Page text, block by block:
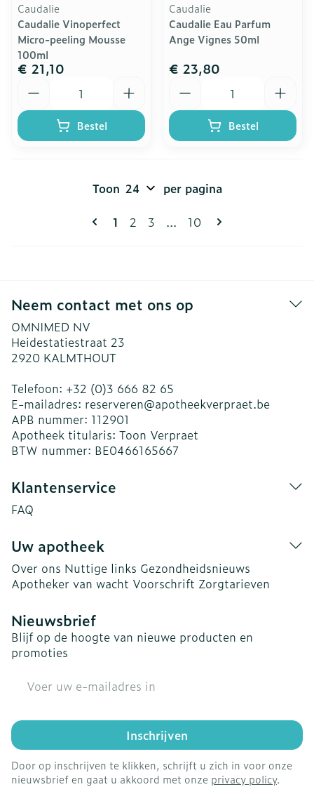
Caudalie
Caudalie Vinoperfect
Micro-peeling Mousse
100ml
€ 21,10
Bestel
Caudalie
Caudalie Eau Parfum
Ange Vignes 50ml
€ 23,80
Bestel
Pagina's
U lees momenteel pagina
1 Pagina
2 Pagina
3 ... Pagina
10
Toon per pagina
Neem contact met ons op
OMNIMED NV
Heidestatiestraat 23
2920 KALMTHOUT
Telefoon: +32 (0)3 666 82 65
E-mailadres: reserveren@apotheekverpraet.be
APB nummer: 112901
Apotheek titularis: Toon Verpraet
BTW nummer: BE0466165667
Klantenservice
FAQ
Uw apotheek
Over ons Nuttige links Gezondheidsnieuws
Apotheker van wacht Voorschrift Zorgtarieven
Nieuwsbrief
Blijf op de hoogte van nieuwe producten en
promoties
Inschrijven
Door op inschrijven te klikken, schrijft u zich in voor onze
nieuwsbrief en gaat u akkoord met onze privacy policy.